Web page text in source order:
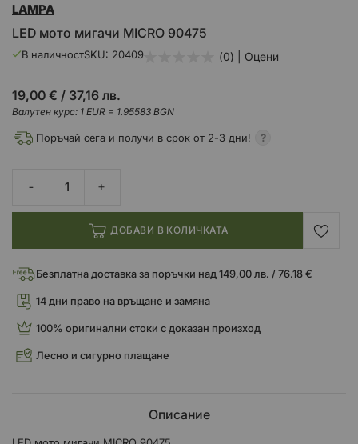
към
на
галерия
LED мото мигачи MICRO 90475
LAMPA
В наличностSKU 20409 (0) | Оцени
19,00 € / 37,16 лв.
Валутен курс: 1 EUR = 1.95583 BGN
Поръчай сега и получи в срок от 2-3 дни!
ДОБАВИ В КОЛИЧКАТА
Безплатна доставка за поръчки над 149,00 лв. / 76.18 €
14 дни право на връщане и замяна
100% оригинални стоки с доказан произход
Лесно и сигурно плащане
Описание